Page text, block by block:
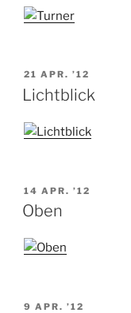
VERÖFFENTLICHT
AM
21 APR. ’12
Lichtblick
VERÖFFENTLICHT
AM
14 APR. ’12
Oben
VERÖFFENTLICHT
9 APR. ’12